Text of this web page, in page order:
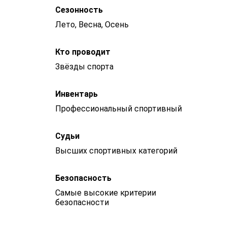
Сезонность
Лето, Весна, Осень
Кто проводит
Звёзды спорта
Инвентарь
Профессиональный спортивный
Судьи
Высших спортивных категорий
Безопасность
Самые высокие критерии
безопасности